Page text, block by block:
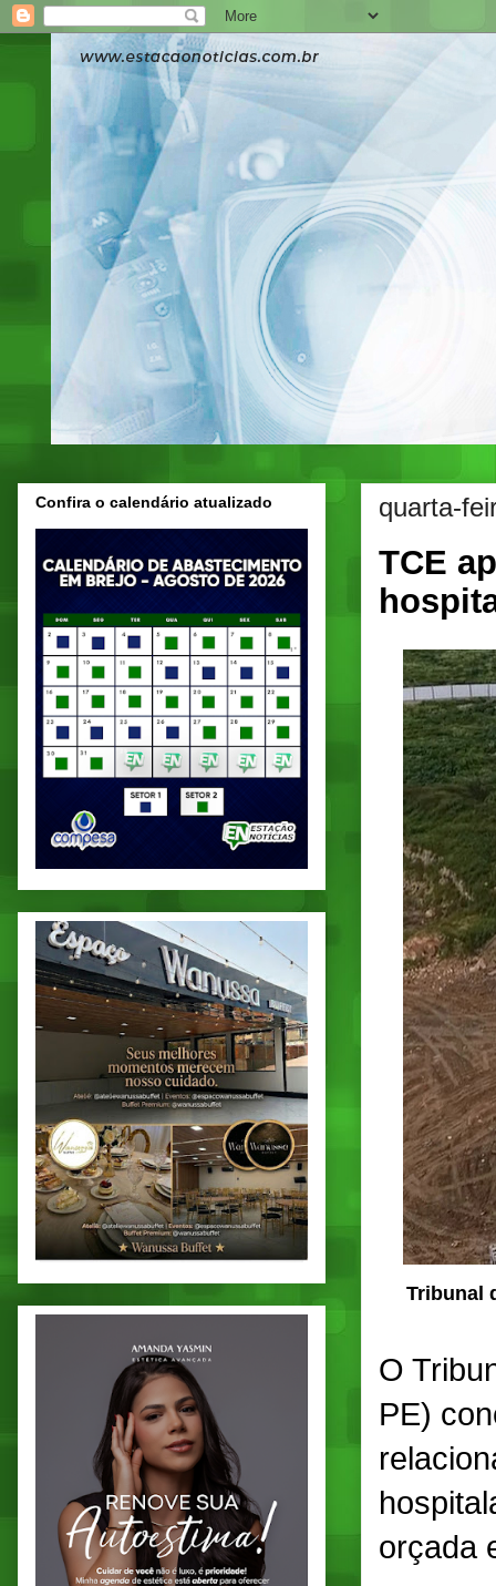
quarta-
TCE
Tribunal
O
PE)
orçada
Confira o calendário atualizado